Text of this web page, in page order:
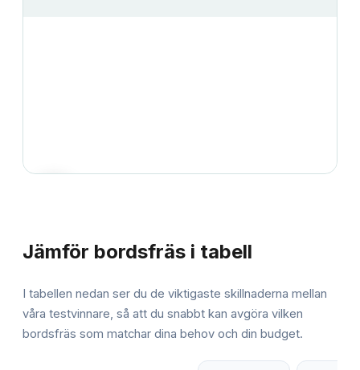
Jämför bordsfräs i tabell
I tabellen nedan ser du de viktigaste skillnaderna mellan
våra testvinnare, så att du snabbt kan avgöra vilken
bordsfräs som matchar dina behov och din budget.